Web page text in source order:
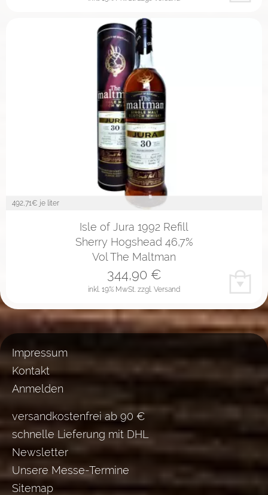
492,71€ je liter
Isle of Jura 1992 Refill
Sherry Hogshead 46,7%
Vol The Maltman
inkl. 19% MwSt. zzgl. Versand
344,90€
Impressum
Kontakt
Anmelden
versandkostenfrei ab 90 €
schnelle Lieferung mit DHL
Newsletter
Unsere Messe-Termine
Sitemap